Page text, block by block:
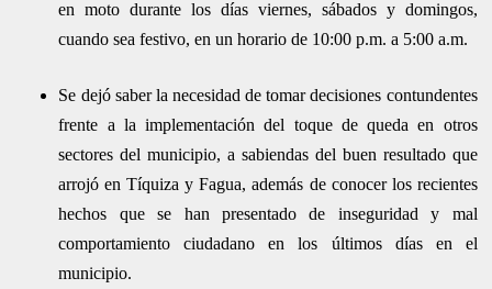
en moto durante los días viernes, sábados y domingos,
cuando sea festivo, en un horario de 10:00 p.m. a 5:00 a.m.
Se dejó saber la necesidad de tomar decisiones contundentes
frente a la implementación del toque de queda en otros
sectores del municipio, a sabiendas del buen resultado que
arrojó en Tíquiza y Fagua, además de conocer los recientes
hechos que se han presentado de inseguridad y mal
comportamiento ciudadano en los últimos días en el
municipio.